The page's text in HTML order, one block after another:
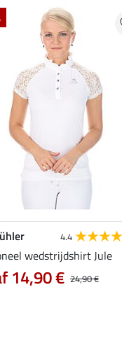
4.4
wedstrijdshirt Jule
24,90 €
14,90 €